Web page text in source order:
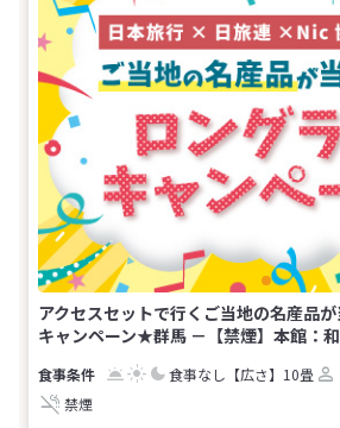
アクセスセットで行くご当地の名産品
キャンペーン★群馬 －【禁煙】本館：
食事なし 【広さ】10畳
禁煙